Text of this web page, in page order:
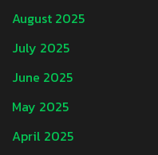
August 2025
July 2025
June 2025
May 2025
April 2025